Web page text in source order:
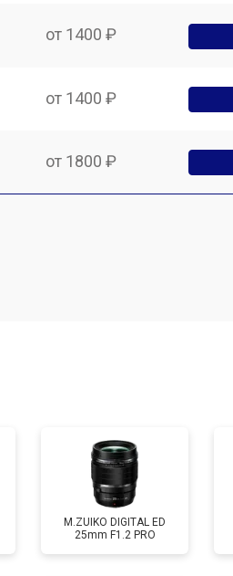
от 1400 ₽
от 1400 ₽
от 1800 ₽
M.ZUIKO DIGITAL ED
25mm F1.2 PRO